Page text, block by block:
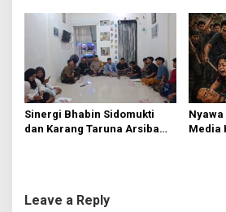
Terima Resmi
Sinergi Bhabin Sidomukti
dan Karang Taruna Arsiba
Media
Leave a Reply